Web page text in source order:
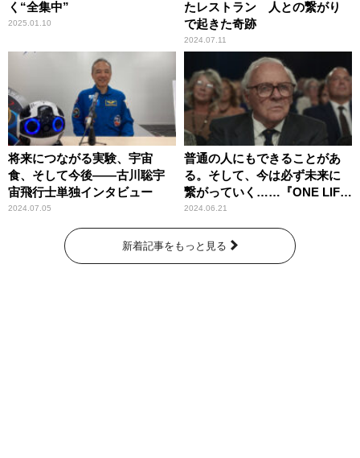
く“全集中”
2025.01.10
たレストラン 人との繋がり
で起きた奇跡
2024.07.11
将来につながる実験、宇宙
食、そして今後――古川聡宇
宙飛行士単独インタビュー
2024.07.05
普通の人にもできることがあ
る。そして、今は必ず未来に
繋がっていく……『ONE LIFE
奇跡が繋いだ6000の命』
2024.06.21
新着記事をもっと見る